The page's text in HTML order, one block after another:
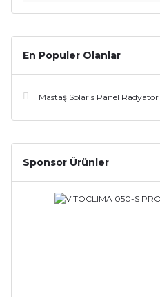
En Populer Olanlar
Mastaş Solaris Panel
Sponsor Ürünler